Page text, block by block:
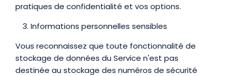
pratiques de confidentialité et vos options.
Informations personnelles sensibles
Vous reconnaissez que toute fonctionnalité de
stockage de données du Service n'est pas
destinée au stockage des numéros de sécurité